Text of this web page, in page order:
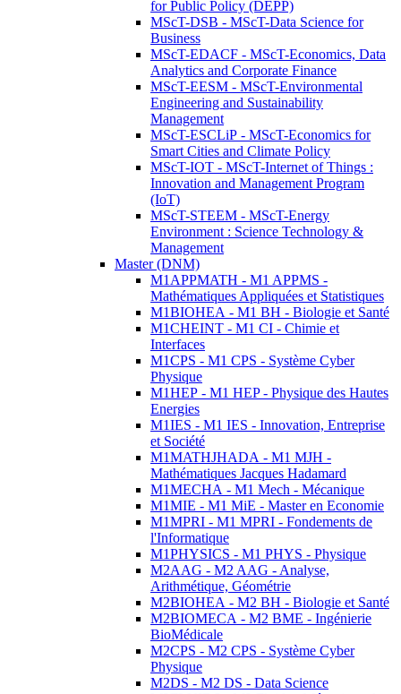
for Public Policy (DEPP)
MScT-DSB - MScT-Data Science for
Business
MScT-EDACF - MScT-Economics, Data
Analytics and Corporate Finance
MScT-EESM - MScT-Environmental
Engineering and Sustainability
Management
MScT-ESCLiP - MScT-Economics for
Smart Cities and Climate Policy
MScT-IOT - MScT-Internet of Things :
Innovation and Management Program
(IoT)
MScT-STEEM - MScT-Energy
Environment : Science Technology &
Management
Master (DNM)
M1APPMATH - M1 APPMS -
Mathématiques Appliquées et Statistiques
M1BIOHEA - M1 BH - Biologie et Santé
M1CHEINT - M1 CI - Chimie et
Interfaces
M1CPS - M1 CPS - Système Cyber
Physique
M1HEP - M1 HEP - Physique des Hautes
Energies
M1IES - M1 IES - Innovation, Entreprise
et Société
M1MATHJHADA - M1 MJH -
Mathématiques Jacques Hadamard
M1MECHA - M1 Mech - Mécanique
M1MIE - M1 MiE - Master en Economie
M1MPRI - M1 MPRI - Fondements de
l'Informatique
M1PHYSICS - M1 PHYS - Physique
M2AAG - M2 AAG - Analyse,
Arithmétique, Géométrie
M2BIOHEA - M2 BH - Biologie et Santé
M2BIOMECA - M2 BME - Ingénierie
BioMédicale
M2CPS - M2 CPS - Système Cyber
Physique
M2DS - M2 DS - Data Science